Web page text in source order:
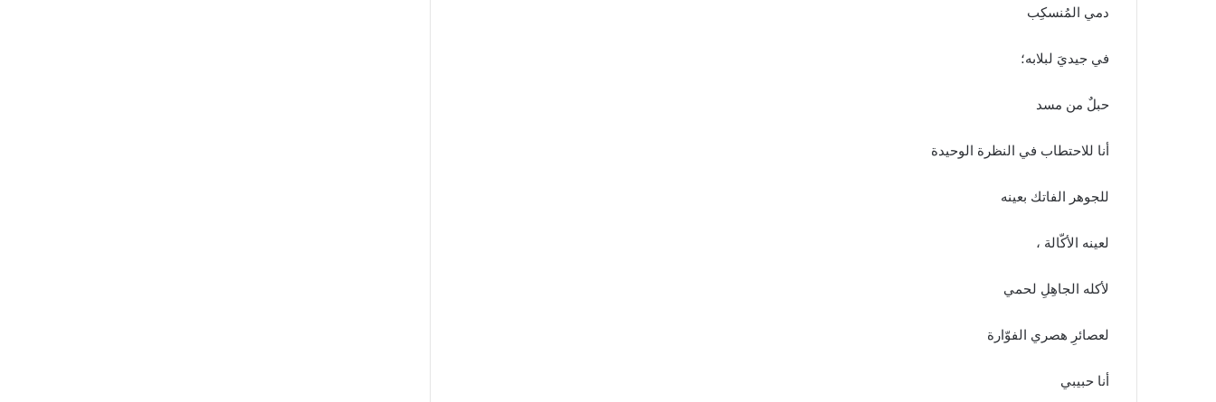
دمي المُنسكِب
في جيديَ لبلابه؛
حبلٌ من مسد
أنا للاحتطاب في النظرة الوحيدة
للجوهر الفاتك بعينه
لعينه الأكّالة ،
لأكله الجاهِلِ لحمي
لعصائرِ هصري الفوّارة
أنا حبيبي